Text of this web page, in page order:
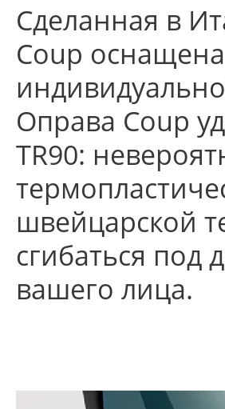
Сделанная в
Coup
Оправа Coup
TR90:
швейцарской
сгибаться
вашего лица.